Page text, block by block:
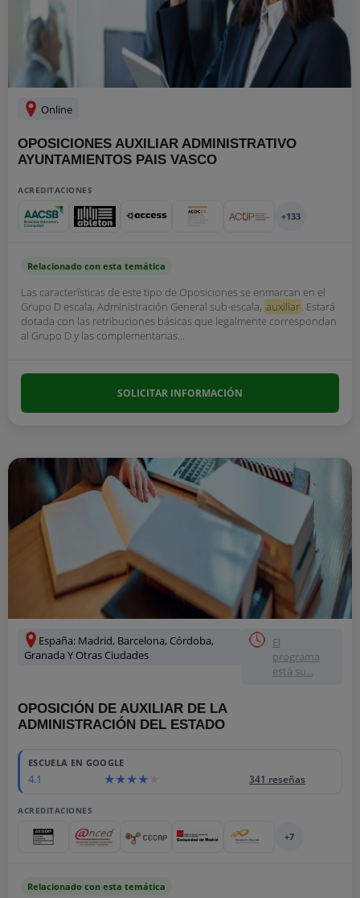
Online
OPOSICIONES AUXILIAR ADMINISTRATIVO
AYUNTAMIENTOS PAIS VASCO
ACREDITACIONES
+133
Relacionado con esta temática
Las características de este tipo de Oposiciones se enmarcan en el
Grupo D escala, Administración General sub-escala, auxiliar. Estará
dotada con las retribuciones básicas que legalmente correspondan
al Grupo D y las complementarias...
SOLICITAR INFORMACIÓN
España: Madrid, Barcelona, Córdoba,
Granada Y Otras Ciudades
El
programa
está su...
OPOSICIÓN DE AUXILIAR DE LA
ADMINISTRACIÓN DEL ESTADO
ESCUELA EN GOOGLE
4.1 341 reseñas
ACREDITACIONES
+7
Relacionado con esta temática